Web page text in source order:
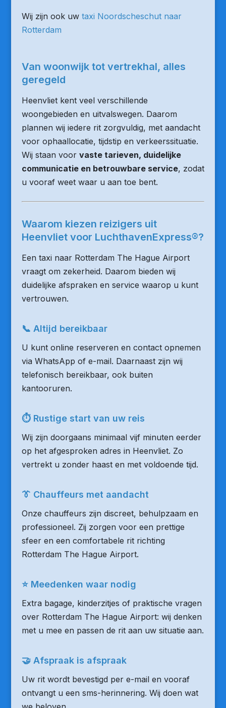
Wij zijn ook uw taxi Noordscheschut naar
Rotterdam
Van woonwijk tot vertrekhal, alles
geregeld
Heenvliet kent veel verschillende
woongebieden en uitvalswegen. Daarom
plannen wij iedere rit zorgvuldig, met aandacht
voor ophaallocatie, tijdstip en verkeerssituatie.
Wij staan voor vaste tarieven, duidelijke
communicatie en betrouwbare service, zodat
u vooraf weet waar u aan toe bent.
Waarom kiezen reizigers uit
Heenvliet voor LuchthavenExpress®?
Een taxi naar Rotterdam The Hague Airport
vraagt om zekerheid. Daarom bieden wij
duidelijke afspraken en service waarop u kunt
vertrouwen.
📞 Altijd bereikbaar
U kunt online reserveren en contact opnemen
via WhatsApp of e-mail. Daarnaast zijn wij
telefonisch bereikbaar, ook buiten
kantooruren.
⏱ Rustige start van uw reis
Wij zijn doorgaans minimaal vijf minuten eerder
op het afgesproken adres in Heenvliet. Zo
vertrekt u zonder haast en met voldoende tijd.
👔 Chauffeurs met aandacht
Onze chauffeurs zijn discreet, behulpzaam en
professioneel. Zij zorgen voor een prettige
sfeer en een comfortabele rit richting
Rotterdam The Hague Airport.
⭐ Meedenken waar nodig
Extra bagage, kinderzitjes of praktische vragen
over Rotterdam The Hague Airport: wij denken
met u mee en passen de rit aan uw situatie aan.
🤝 Afspraak is afspraak
Uw rit wordt bevestigd per e-mail en vooraf
ontvangt u een sms-herinnering. Wij doen wat